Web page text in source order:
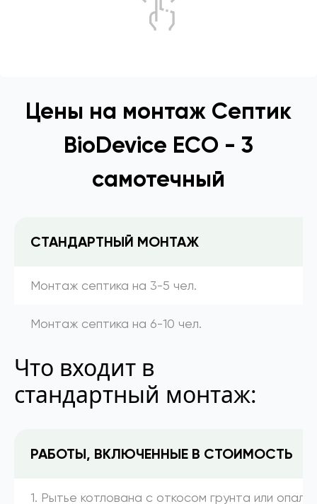
Цены на монтаж Септик
BioDevice ECO - 3
самотечный
СТАНДАРТНЫЙ МОНТАЖ
Монтаж септика на 3-5 чел.
Монтаж септика на 6-10 чел.
Что входит в
стандартный монтаж:
РАБОТЫ, ВКЛЮЧЕННЫЕ В СТОИМОСТЬ
1. Рытье котлована с откосом грунта или